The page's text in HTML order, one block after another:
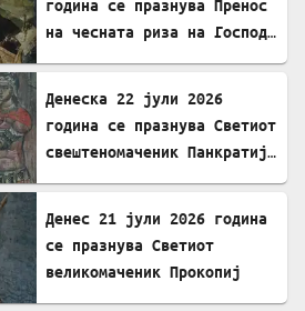
година се празнува Пренос
на чесната риза на Господ
Денеска 22 јули 2026
година се празнува Светиот
свештеномаченик Панкратиј,
Денес 21 јули 2026 година
се празнува Светиот
великомаченик Прокопиј